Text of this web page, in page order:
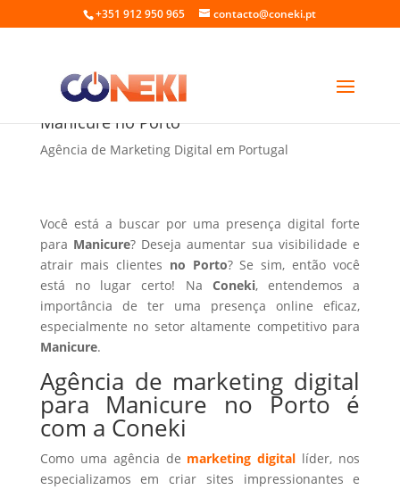
+351 912 950 965 contacto@coneki.pt
Agência de marketing digital para
Manicure no Porto
Agência de Marketing Digital em Portugal
Você está a buscar por uma presença digital forte
para Manicure? Deseja aumentar sua visibilidade e
atrair mais clientes no Porto? Se sim, então você
está no lugar certo! Na Coneki, entendemos a
importância de ter uma presença online eficaz,
especialmente no setor altamente competitivo para
Manicure.
Agência de marketing digital
para Manicure no Porto é
com a Coneki
Como uma agência de marketing digital líder, nos
especializamos em criar sites impressionantes e